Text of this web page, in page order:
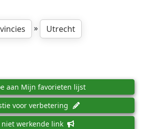
» Utrecht
aan Mijn favorieten lijst
voor verbetering
werkende link